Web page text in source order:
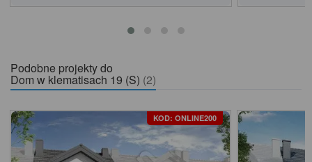
Podobne projekty do
Dom w klematisach 19 (S) (2)
KOD: ONLINE200